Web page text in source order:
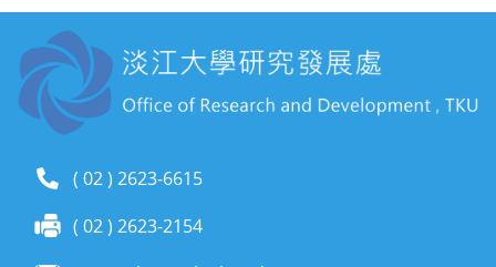
( 02 ) 2623-6615
( 02 ) 2623-2154